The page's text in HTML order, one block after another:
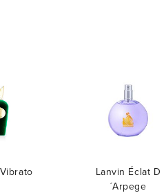
Lanvin Éclat D
´Arpege